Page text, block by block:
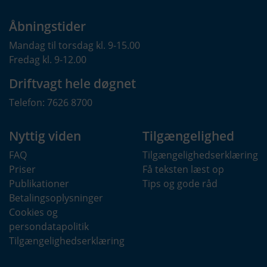
Navn
ASP.NET_SessionId
Udbyder
Formål
Påkrævet for at websitet kan fungere.
Privatlivspolitik
https://privacy.microsoft.com/en-
us/privacystatement
Udløb
Session
på websitet, hvorefter der på baggrund af
disse dataer udarbejdes analyser.
Privatlivspolitik
https://policies.google.com/technologies/part
ner-sites
Få sekunder
Udbyder
samn.dk
DATABEHANDLER
GOOGLE ANALYTICS
Åbningstider
Mandag til torsdag kl. 9-15.00
Fredag kl. 9-12.00
Driftvagt hele døgnet
Telefon: 7626 8700
Nyttig viden
FAQ
Priser
Publikationer
Betalingsoplysninger
Cookies og
persondatapolitik
Tilgængeligheds­erklæring
Tilgængelighed
Tilgængelighedserklæring
Få teksten læst op
Tips og gode råd